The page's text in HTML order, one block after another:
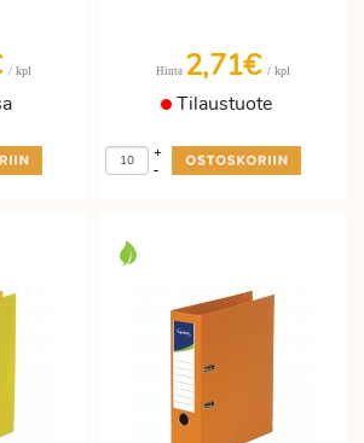
/ kpl Hinta 2,71€ / kpl
Tilaustuote
-
+